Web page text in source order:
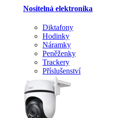
Nositelná elektronika
Diktafony
Hodinky
Náramky
Peněženky
Trackery
Příslušenství